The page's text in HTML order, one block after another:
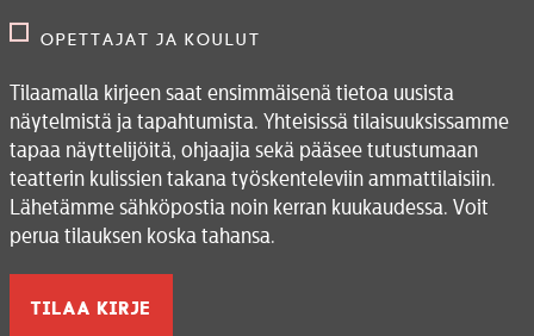
Opettajat ja koulut
Tilaamalla kirjeen saat ensimmäisenä tietoa uusista
näytelmistä ja tapahtumista. Yhteisissä tilaisuuksissamme
tapaa näyttelijöitä, ohjaajia sekä pääsee tutustumaan
teatterin kulissien takana työskenteleviin ammattilaisiin.
Lähetämme sähköpostia noin kerran kuukaudessa. Voit
perua tilauksen koska tahansa.